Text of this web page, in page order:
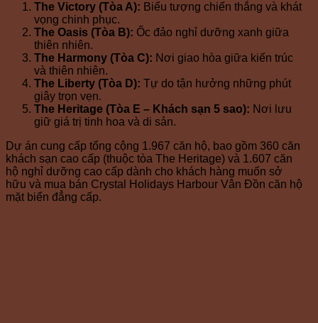
The Victory (Tòa A): Biểu tượng chiến thắng và khát
vọng chinh phục.
The Oasis (Tòa B): Ốc đảo nghỉ dưỡng xanh giữa
thiên nhiên.
The Harmony (Tòa C): Nơi giao hòa giữa kiến trúc
và thiên nhiên.
The Liberty (Tòa D): Tự do tận hưởng những phút
giây trọn vẹn.
The Heritage (Tòa E – Khách sạn 5 sao): Nơi lưu
giữ giá trị tinh hoa và di sản.
Dự án cung cấp tổng cộng 1.967 căn hộ, bao gồm 360 căn
khách sạn cao cấp (thuộc tòa The Heritage) và 1.607 căn
hộ nghỉ dưỡng cao cấp dành cho khách hàng muốn sở
hữu và mua bán Crystal Holidays Harbour Vân Đồn căn hộ
mặt biển đẳng cấp.